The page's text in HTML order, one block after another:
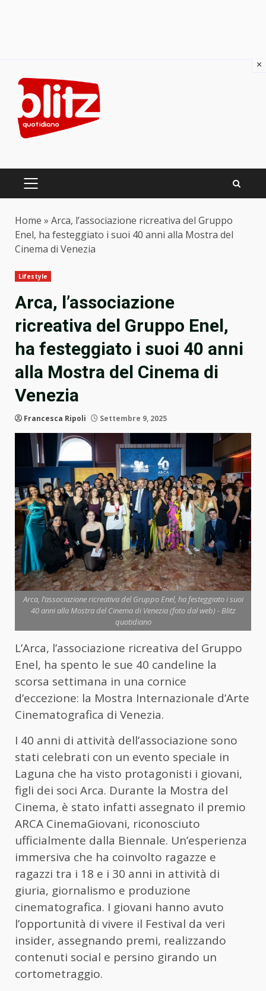
content
PRIMARY
Home » Arca, l’associazione ricreativa del Gruppo
Enel, ha festeggiato i suoi 40 anni alla Mostra del
Cinema di Venezia
Lifestyle
Arca, l’associazione
ricreativa del Gruppo Enel,
ha festeggiato i suoi 40 anni
alla Mostra del Cinema di
Venezia
Francesca Ripoli Settembre 9, 2025
Arca, l’associazione ricreativa del Gruppo Enel, ha festeggiato i suoi
40 anni alla Mostra del Cinema di Venezia (foto dal web) - Blitz
quotidiano
L’Arca, l’associazione ricreativa del Gruppo
Enel, ha spento le sue 40 candeline la
scorsa settimana in una cornice
d’eccezione: la Mostra Internazionale d’Arte
Cinematografica di Venezia.
I 40 anni di attività dell’associazione sono
stati celebrati con un evento speciale in
Laguna che ha visto protagonisti i giovani,
figli dei soci Arca. Durante la Mostra del
Cinema, è stato infatti assegnato il premio
ARCA CinemaGiovani, riconosciuto
ufficialmente dalla Biennale. Un’esperienza
immersiva che ha coinvolto ragazze e
ragazzi tra i 18 e i 30 anni in attività di
giuria, giornalismo e produzione
cinematografica. I giovani hanno avuto
l’opportunità di vivere il Festival da veri
insider, assegnando premi, realizzando
contenuti social e persino girando un
cortometraggio.
×